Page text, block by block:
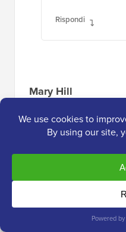
Rispondi
Mary Hill
alla mia newsletter.
importarli nel mio
Rispondi